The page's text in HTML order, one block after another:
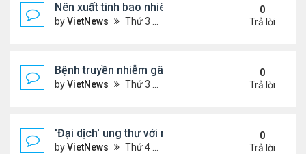
Nên xuất tinh bao nhiêu lần một tuần?
byVietNews Thứ 3 Tháng 10 25, 2022 4:24 pm
0
Trả lời
Bệnh truyền nhiễm gây chết người nhiều nhất thế
byVietNews Thứ 3 Tháng 10 25, 2022 4:19 pm
0
Trả lời
'Đại dịch' ung thư với người dưới 50 tuổi
byVietNews Thứ 4 Tháng 10 19, 2022 4:51 pm
0
Trả lời